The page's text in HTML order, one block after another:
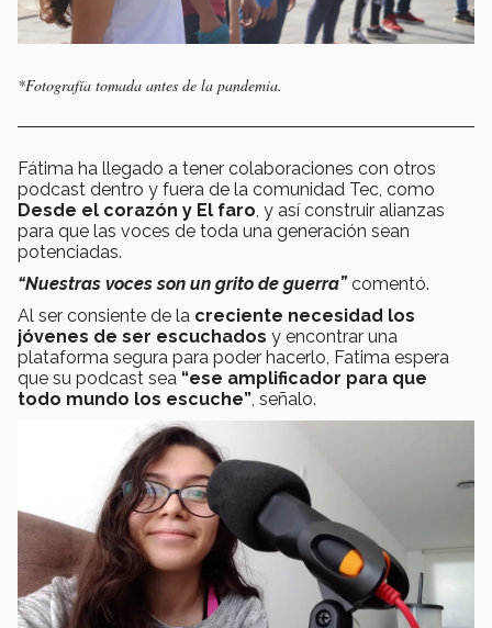
*Fotografía tomada antes de la pandemia.
Fátima ha llegado a tener colaboraciones con otros
podcast dentro y fuera de la comunidad Tec, como
Desde el corazón y El faro, y así construir alianzas
para que las voces de toda una generación sean
potenciadas.
“Nuestras voces son un grito de guerra” comentó.
Al ser consiente de la creciente necesidad los
jóvenes de ser escuchados y encontrar una
plataforma segura para poder hacerlo, Fatima espera
que su podcast sea “ese amplificador para que
todo mundo los escuche”, señalo.